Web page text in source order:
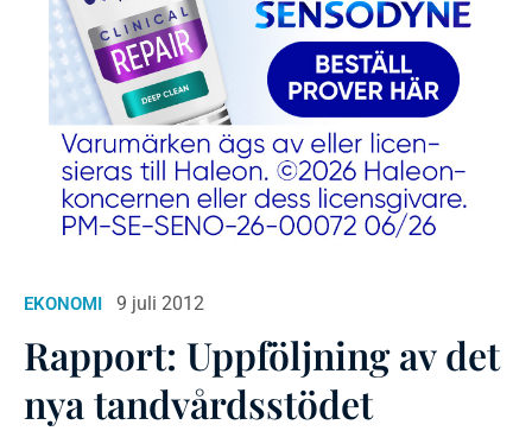
EKONOMI 9 juli 2012
Rapport: Uppföljning av det
nya tandvårdsstödet